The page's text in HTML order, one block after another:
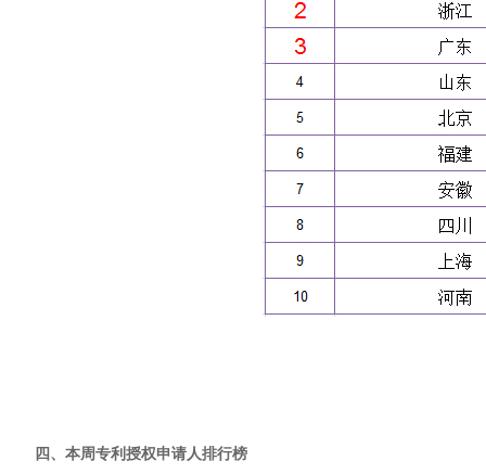
四、本周专利授权申请人排行榜